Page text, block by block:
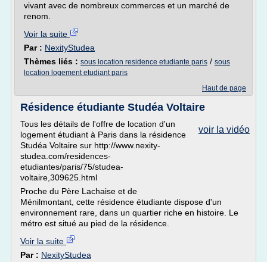
vivant avec de nombreux commerces et un marché de
renom.
Voir la suite
Par : NexityStudea
Thèmes liés : sous location residence etudiante paris / sous
location logement etudiant paris
Haut de page
Résidence étudiante Studéa Voltaire
voir la vidéo
Tous les détails de l'offre de location d'un
logement étudiant à Paris dans la résidence
Studéa Voltaire sur http://www.nexity-
studea.com/residences-
etudiantes/paris/75/studea-
voltaire,309625.html
Proche du Père Lachaise et de
Ménilmontant, cette résidence étudiante dispose d'un
environnement rare, dans un quartier riche en histoire. Le
métro est situé au pied de la résidence.
Voir la suite
Par : NexityStudea